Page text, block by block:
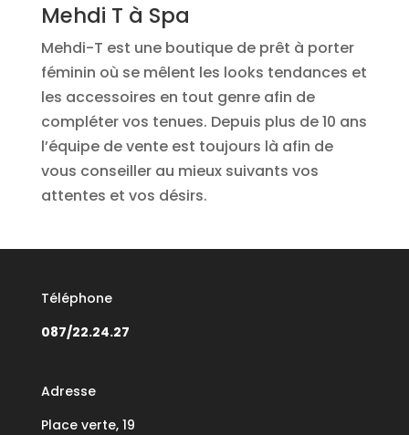
Mehdi T à Spa
Mehdi-T est une boutique de prêt à porter
féminin où se mêlent les looks tendances et
les accessoires en tout genre afin de
compléter vos tenues. Depuis plus de 10 ans
l’équipe de vente est toujours là afin de
vous conseiller au mieux suivants vos
attentes et vos désirs.
Téléphone
087/22.24.27
Adresse
Place verte, 19